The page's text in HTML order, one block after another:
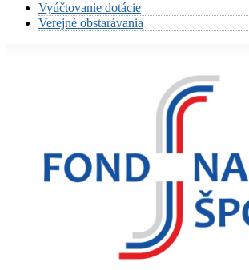
Vyúčtovanie dotácie
Verejné obstarávania